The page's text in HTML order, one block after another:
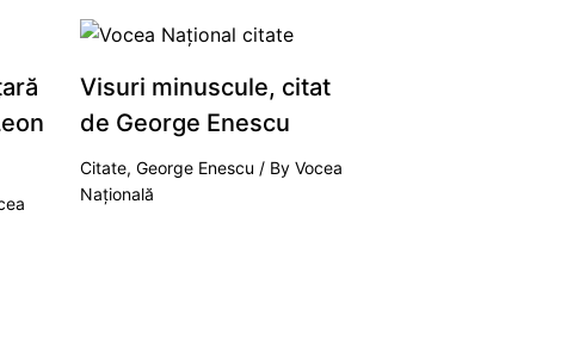
Visuri minuscule, citat
de George Enescu
Citate, George Enescu / By Vocea
Națională